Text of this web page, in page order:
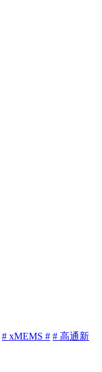
# xMEMS # # 高通新